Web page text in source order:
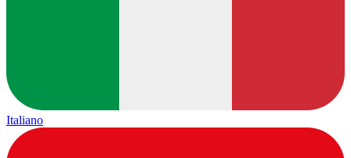
Italiano